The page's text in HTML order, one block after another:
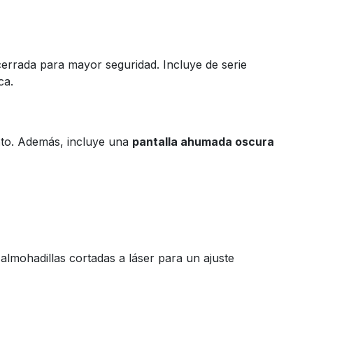
para mayor seguridad. Incluye de serie
Además, incluye una pantalla ahumada oscura
cortadas a láser para un ajuste